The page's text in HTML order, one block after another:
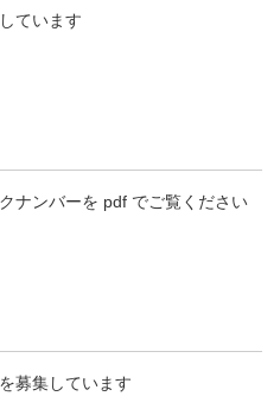
ています
ナンバーを pdf でご覧ください
募集しています